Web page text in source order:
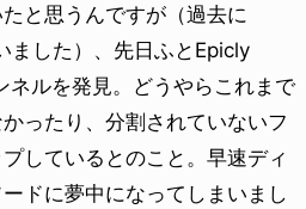
と思うんですが（過去に
ました）、先日ふとEpicly
ネルを発見。どうやらこれまで
ったり、分割されていないフ
しているとのこと。早速ディ
ドに夢中になってしまいまし